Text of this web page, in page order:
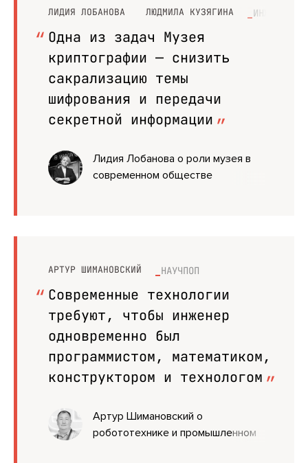
ЛИДИЯ ЛОБАНОВА ЛЮДМИЛА КУЗЯГИНА
Одна из задач Музея
криптографии — снизить
сакрализацию темы
шифрования и передачи
секретной информации
Лидия Лобанова о роли музея в
современном обществе
АРТУР ШИМАНОВСКИЙ НАУЧПОП
Современные технологии
требуют, чтобы инженер
одновременно был
программистом, математиком,
конструктором и технологом
Артур Шимановский о
робототехнике и промышленном